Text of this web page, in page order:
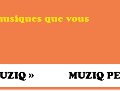
que vous
» MUZIQ